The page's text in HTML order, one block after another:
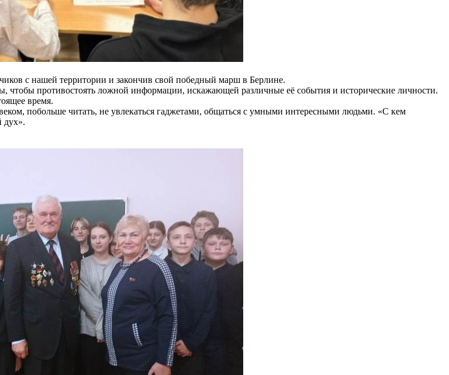
с нашей территории и закончив свой победный марш в Берлине.
чтобы противостоять ложной информации, искажающей различные её события и исторические личности.
время.
побольше читать, не увлекаться гаджетами, общаться с умными интересными людьми. «С кем
дух».